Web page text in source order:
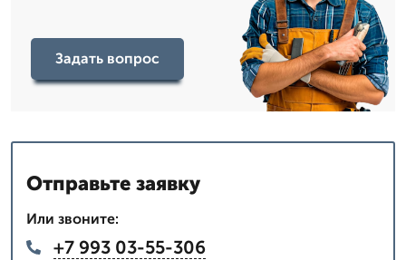
Задать вопрос
Отправьте заявку
Или звоните:
+7 993 03-55-306